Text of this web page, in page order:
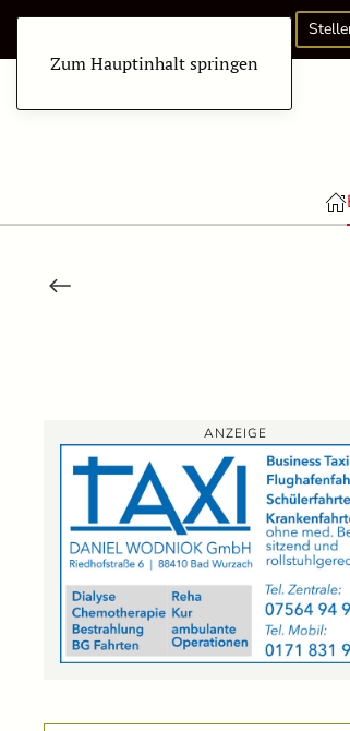
Zum Hauptinhalt springen
ANZEIGE